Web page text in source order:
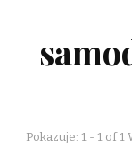
Pokazuje: 1 - 1 of 1